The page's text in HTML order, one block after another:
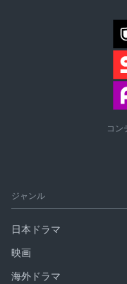
コン
ジャンル
日本ドラマ
映画
海外ドラマ